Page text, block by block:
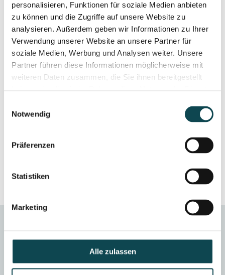
personalisieren, Funktionen für soziale Medien anbieten
zu können und die Zugriffe auf unsere Website zu
analysieren. Außerdem geben wir Informationen zu Ihrer
Verwendung unserer Website an unsere Partner für
soziale Medien, Werbung und Analysen weiter. Unsere
Partner führen diese Informationen möglicherweise mit
weiteren Daten zusammen, die Sie ihnen bereitgestellt
Notwendig
Präferenzen
Statistiken
Marketing
Alle zulassen
EineOhrenkorrektur kann aus folgenden Gründen
sinnvoll sein:
Ausgeprägtes Abstehen der Ohrmuscheln (meist mehr
als 30° vom Kopf)
Psychischer Leidensdruck / vermindertes
Selbstwertgefühl
entscheidend ist, dass der Wunsch vom
Patienten selbst kommt
, nicht von aussen (z. B. von Eltern
Kostenübernahme durch
Krankenkasse: Wann möglich?